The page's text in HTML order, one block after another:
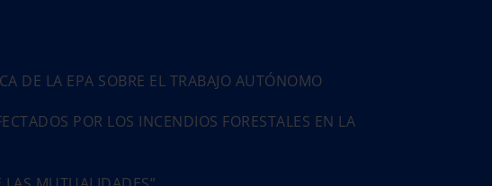
DE LA EPA SOBRE EL TRABAJO AUTÓNOMO
POR LOS INCENDIOS FORESTALES EN LA